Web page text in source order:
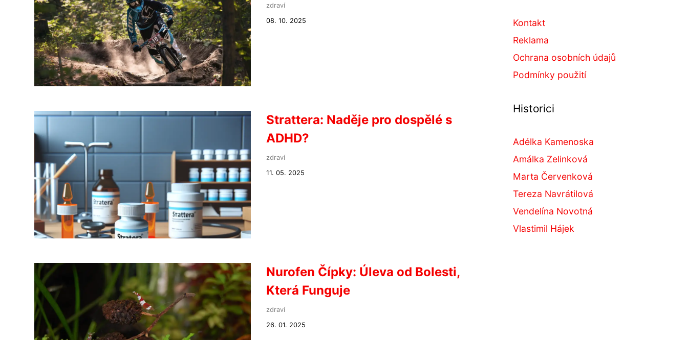
zdraví
08. 10. 2025
Strattera: Naděje pro dospělé s
ADHD?
zdraví
11. 05. 2025
Nurofen Čípky: Úleva od Bolesti,
Která Funguje
zdraví
26. 01. 2025
Kontakt
Reklama
Ochrana osobních údajů
Podmínky použití
Historici
Adélka Kamenoska
Amálka Zelinková
Marta Červenková
Tereza Navrátilová
Vendelína Novotná
Vlastimil Hájek